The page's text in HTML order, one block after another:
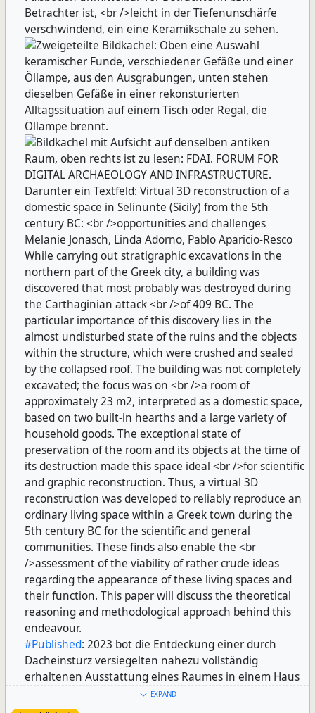
#Published: 2023 bot die Entdeckung einer durch
Dacheinsturz versiegelten nahezu vollständig
erhaltenen Ausstattung eines Raumes in einem Haus
die einmalige Möglichkeit, das
Alltagsleben in der griechischen Stadt kurz vor ihrer
EXPAND